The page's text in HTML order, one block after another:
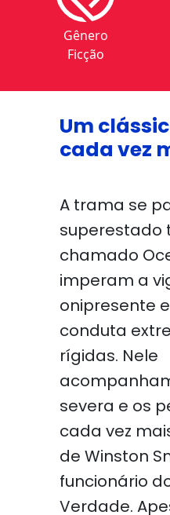
Gênero
Ficção
Um
cada vez
A trama se
superestado
chamado
imperam a
onipresente
conduta
rígidas. Nele
severa e os
cada vez
de Winston
funcionário
Verdade.